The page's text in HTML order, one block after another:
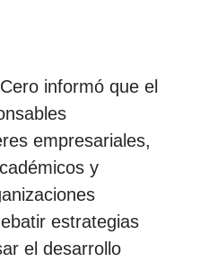
informó que el
empresariales,
y
estrategias
el desarrollo